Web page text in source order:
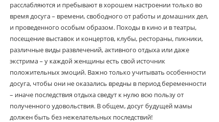
расслабляются и пребывают в хорошем настроении только во
время досуга – времени, свободного от работы и домашних дел,
и проведенного особым образом. Походы в кино и в театры,
посещение выставок и концертов, клубы, рестораны, пикники,
различные виды развлечений, активного отдыха или даже
экстрима – у каждой женщины есть свой источник
положительных эмоций. Важно только учитывать особенности
досуга, чтобы они не оказались вредны в период беременности
– иначе последствия отдыха сведут к нулю всю пользу от
полученного удовольствия. В общем, досуг будущей мамы
должен быть без нежелательных последствий!